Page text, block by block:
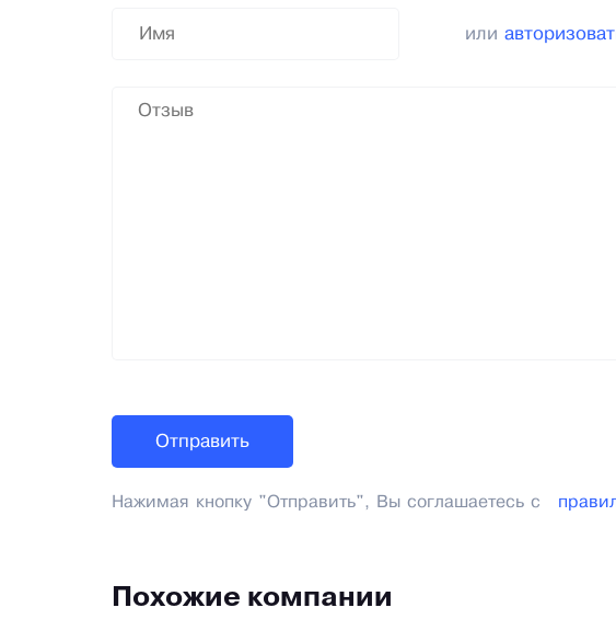
или
Нажимая кнопку "Отправить", Вы соглашаетесь с
Похожие компании